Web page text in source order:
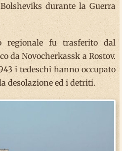
durante la Guerra
regionale fu trasferito dal
da Novocherkassk a Rostov.
i tedeschi hanno occupato
desolazione ed i detriti.